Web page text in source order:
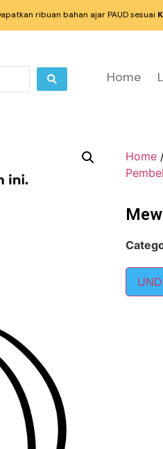
ribuan bahan ajar PAUD sesuai
Home
Home